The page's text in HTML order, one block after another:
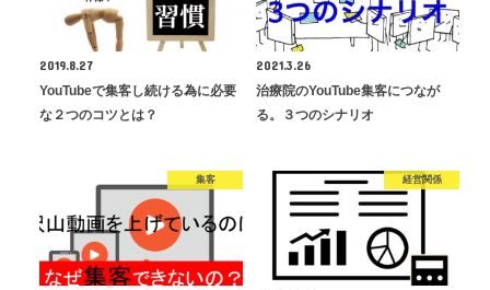
2019.8.27
YouTubeで集客し続ける為に必要
な２つのコツとは？
2021.3.26
治療院のYouTube集客につなが
る。３つのシナリオ
集客 経営関係